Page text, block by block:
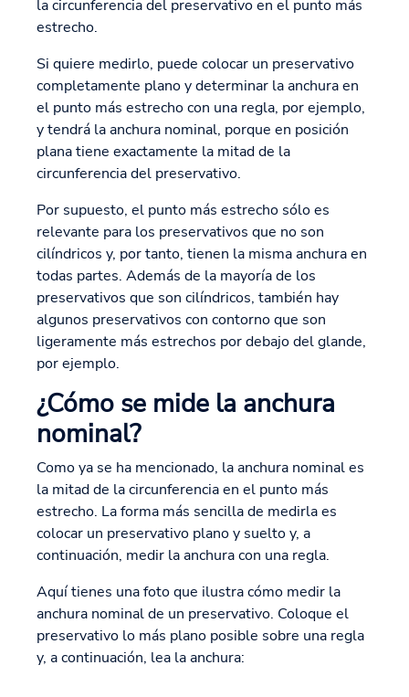
la circunferencia del preservativo en el punto más
estrecho.
Si quiere medirlo, puede colocar un preservativo
completamente plano y determinar la anchura en
el punto más estrecho con una regla, por ejemplo,
y tendrá la anchura nominal, porque en posición
plana tiene exactamente la mitad de la
circunferencia del preservativo.
Por supuesto, el punto más estrecho sólo es
relevante para los preservativos que no son
cilíndricos y, por tanto, tienen la misma anchura en
todas partes. Además de la mayoría de los
preservativos que son cilíndricos, también hay
algunos preservativos con contorno que son
ligeramente más estrechos por debajo del glande,
por ejemplo.
¿Cómo se mide la anchura
nominal?
Como ya se ha mencionado, la anchura nominal es
la mitad de la circunferencia en el punto más
estrecho. La forma más sencilla de medirla es
colocar un preservativo plano y suelto y, a
continuación, medir la anchura con una regla.
Aquí tienes una foto que ilustra cómo medir la
anchura nominal de un preservativo. Coloque el
preservativo lo más plano posible sobre una regla
y, a continuación, lea la anchura: